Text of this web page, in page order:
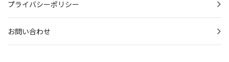
プライバシーポリシー
お問い合わせ